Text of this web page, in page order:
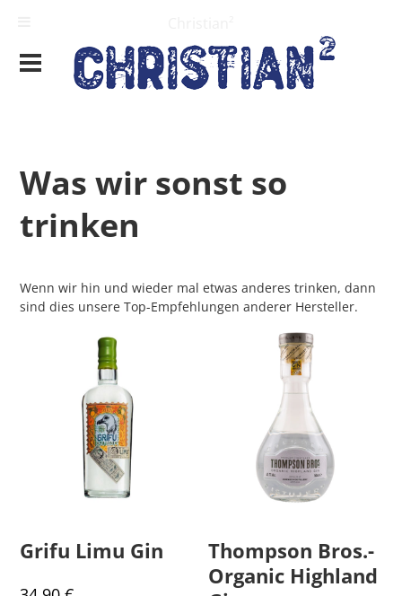
Was wir sonst so
trinken
Wenn wir hin und wieder mal etwas anderes trinken, dann
sind dies unsere Top-Empfehlungen anderer Hersteller.
Grifu Limu Gin
Thompson Bros.-
Organic Highland